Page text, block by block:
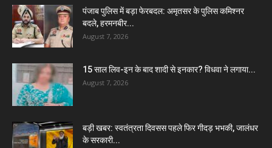
पंजाब पुलिस में बड़ा फेरबदल: अमृतसर के पुलिस कमिश्नर
बदले, हरमनबीर...
August 7, 2026
15 साल लिव-इन के बाद शादी से इनकार? विधवा ने लगाया...
August 7, 2026
बड़ी खबर: स्वतंत्रता दिवसस पहले फिर गीदड़ भभकी, जालंधर
के सरकारी...